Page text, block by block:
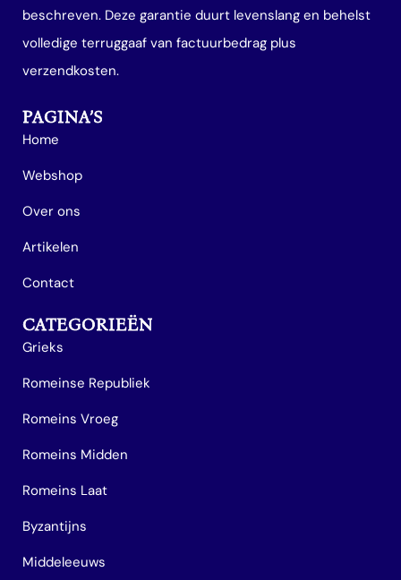
beschreven. Deze garantie duurt levenslang en behelst
volledige terruggaaf van factuurbedrag plus
verzendkosten.
PAGINA’S
Home
Webshop
Over ons
Artikelen
Contact
CATEGORIEËN
Grieks
Romeinse Republiek
Romeins Vroeg
Romeins Midden
Romeins Laat
Byzantijns
Middeleeuws